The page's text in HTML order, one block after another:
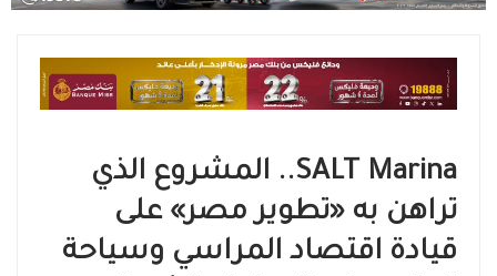
SALT Marina.. المشروع الذي
تراهن به «تطوير مصر» على
قيادة اقتصاد المراسي وسياحة